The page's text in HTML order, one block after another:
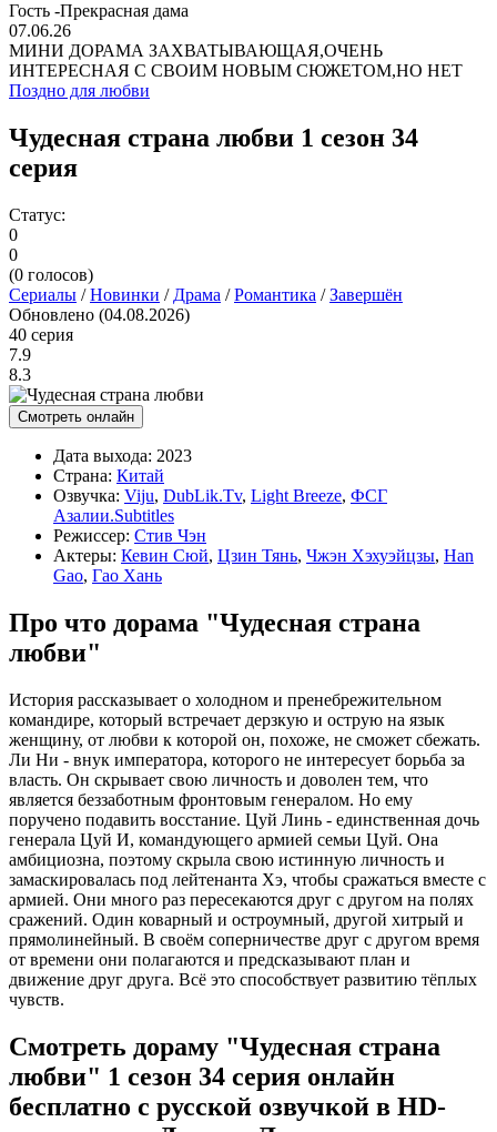
Гость -Прекрасная дама
07.06.26
МИНИ ДОРАМА ЗАХВАТЫВАЮЩАЯ,ОЧЕНЬ
ИНТЕРЕСНАЯ С СВОИМ НОВЫМ СЮЖЕТОМ,НО НЕТ
Поздно для любви
Чудесная страна любви 1 сезон 34
серия
Статус:
0
0
(0 голосов)
Сериалы /Новинки / Драма /Романтика /Завершён
Обновлено (04.08.2026)
40 серия
7.9
8.3
Смотреть онлайн
Дата выхода: 2023
Страна: Китай
Озвучка: Viju, DubLik.Tv, Light Breeze, ФСГ
Азалии.Subtitles
Режиссер: Стив Чэн
Актеры: Кевин Сюй, Цзин Тянь, Чжэн Хэхуэйцзы, Han
Gao, Гао Хань
Про что дорама "Чудесная страна
любви"
История рассказывает о холодном и пренебрежительном
командире, который встречает дерзкую и острую на язык
женщину, от любви к которой он, похоже, не сможет сбежать.
Ли Ни - внук императора, которого не интересует борьба за
власть. Он скрывает свою личность и доволен тем, что
является беззаботным фронтовым генералом. Но ему
поручено подавить восстание. Цуй Линь - единственная дочь
генерала Цуй И, командующего армией семьи Цуй. Она
амбициозна, поэтому скрыла свою истинную личность и
замаскировалась под лейтенанта Хэ, чтобы сражаться вместе с
армией. Они много раз пересекаются друг с другом на полях
сражений. Один коварный и остроумный, другой хитрый и
прямолинейный. В своём соперничестве друг с другом время
от времени они полагаются и предсказывают план и
движение друг друга. Всё это способствует развитию тёплых
чувств.
Смотреть дораму "Чудесная страна
любви" 1 сезон 34 серия онлайн
бесплатно с русской озвучкой в HD-